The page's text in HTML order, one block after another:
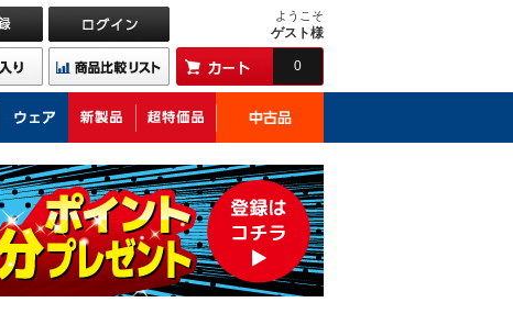
ようこそ
ゲスト様
0